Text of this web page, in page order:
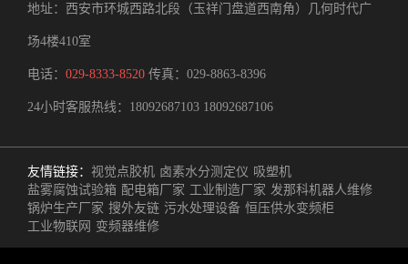
地址：西安市环城西路北段（玉祥门盘道西南角）几何时代广
场4楼410室
电话： 029-8333-8520 传真：029-8863-8396
24小时客服热线： 18092687103 18092687106
友情链接： 视觉点胶机 卤素水分测定仪 吸塑机
盐雾腐蚀试验箱 配电箱厂家 工业制造厂家 发那科机器人维修
锅炉生产厂家 搜外友链 污水处理设备 恒压供水变频柜
工业物联网 变频器维修